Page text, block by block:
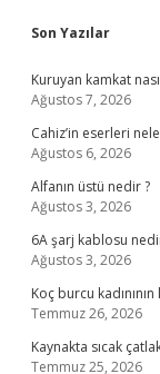
Sidebar
Son Yazılar
Kuruyan kamkat
Ağustos 7, 2026
Cahiz’in eserleri
Ağustos 6, 2026
Alfanın üstü nedir ?
Ağustos 3, 2026
6A şarj kablosu
Ağustos 3, 2026
Koç burcu
Temmuz 26, 2026
Kaynakta sıcak
Temmuz 25, 2026